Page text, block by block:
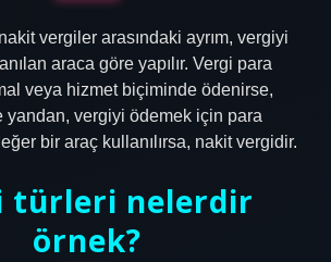
vergiler arasındaki ayrım, vergiyi
araca göre yapılır. Vergi para
veya hizmet biçiminde ödenirse,
yandan, vergiyi ödemek için para
bir araç kullanılırsa, nakit vergidir.
türleri nelerdir
örnek?